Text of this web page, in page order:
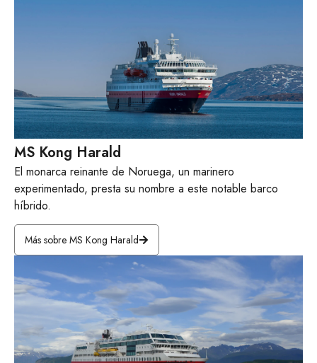
MS Kong Harald
El monarca reinante de Noruega, un marinero
experimentado, presta su nombre a este notable barco
híbrido.
Más sobre MS Kong Harald